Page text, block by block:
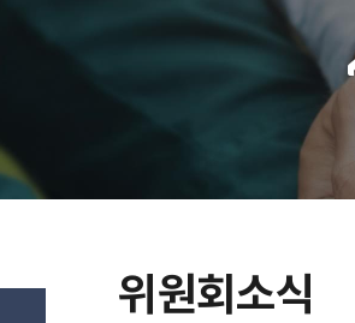
위원회소식